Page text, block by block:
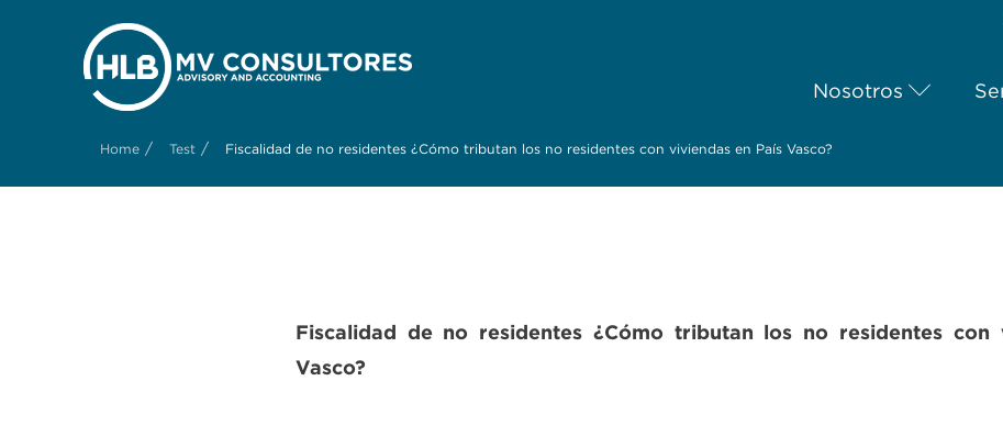
Nosotros
Home / Test / Fiscalidad de no residentes ¿Cómo tributan los no residentes con viviendas en País Vasco?
Fiscalidad de no residentes ¿Cómo tributan los no residentes con
Vasco?